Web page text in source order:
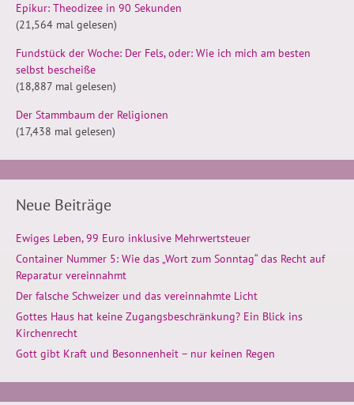
Epikur: Theodizee in 90 Sekunden
(21,564 mal gelesen)
Fundstück der Woche: Der Fels, oder: Wie ich mich am besten
selbst bescheiße
(18,887 mal gelesen)
Der Stammbaum der Religionen
(17,438 mal gelesen)
Neue Beiträge
Ewiges Leben, 99 Euro inklusive Mehrwertsteuer
Container Nummer 5: Wie das „Wort zum Sonntag“ das Recht auf
Reparatur vereinnahmt
Der falsche Schweizer und das vereinnahmte Licht
Gottes Haus hat keine Zugangsbeschränkung? Ein Blick ins
Kirchenrecht
Gott gibt Kraft und Besonnenheit – nur keinen Regen